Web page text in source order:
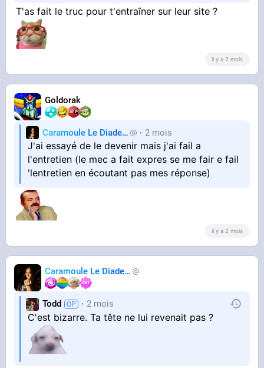
T'as fait le truc pour t'entraîner sur leur site ?
il y a 2 mois
Goldorak
Caramoule Le Diadem Caramoule
2 mois
J'ai essayé de le devenir mais j'ai fail a
l'entretien (le mec a fait expres se me fair e fail
'lentretien en écoutant pas mes réponse)
il y a 2 mois
Caramoule Le Diadem
Todd 2 mois
C'est bizarre. Ta tête ne lui revenait pas ?